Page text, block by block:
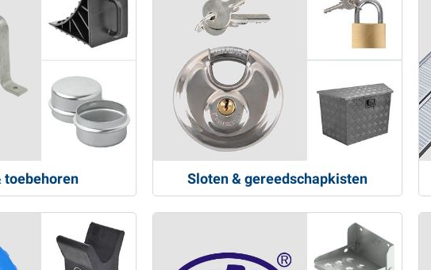
toebehoren Sloten & gereedschapkisten